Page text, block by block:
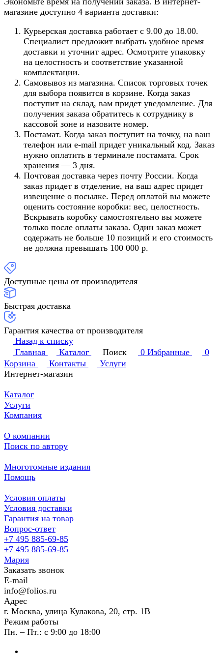
магазине доступно 4 варианта доставки:
Курьерская доставка работает с 9.00 до 18.00.
Специалист предложит выбрать удобное время
доставки и уточнит адрес. Осмотрите упаковку
на целостность и соответствие указанной
комплектации.
Самовывоз из магазина. Список торговых точек
для выбора появится в корзине. Когда заказ
поступит на склад, вам придет уведомление. Для
получения заказа обратитесь к сотруднику в
кассовой зоне и назовите номер.
Постамат. Когда заказ поступит на точку, на ваш
телефон или e-mail придет уникальный код. Заказ
нужно оплатить в терминале постамата. Срок
хранения — 3 дня.
Почтовая доставка через почту России. Когда
заказ придет в отделение, на ваш адрес придет
извещение о посылке. Перед оплатой вы можете
оценить состояние коробки: вес, целостность.
Вскрывать коробку самостоятельно вы можете
только после оплаты заказа. Один заказ может
содержать не больше 10 позиций и его стоимость
не должна превышать 100 000 р.
Доступные цены от производителя
Быстрая доставка
Гарантия качества от производителя
Назад к списку
Главная
Каталог Поиск 0 Избранные
0
Корзина
Контакты
Услуги
Интернет-магазин
Каталог
Услуги
Компания
О компании
Поиск по автору
Многотомные издания
Помощь
Условия оплаты
Условия доставки
Гарантия на товар
Вопрос-ответ
+7 495 885-69-85
+7 495 885-69-85
Мария
Заказать звонок
E-mail
info@folios.ru
Адрес
г. Москва, улица Кулакова, 20, стр. 1В
Режим работы
Пн. – Пт.: с 9:00 до 18:00